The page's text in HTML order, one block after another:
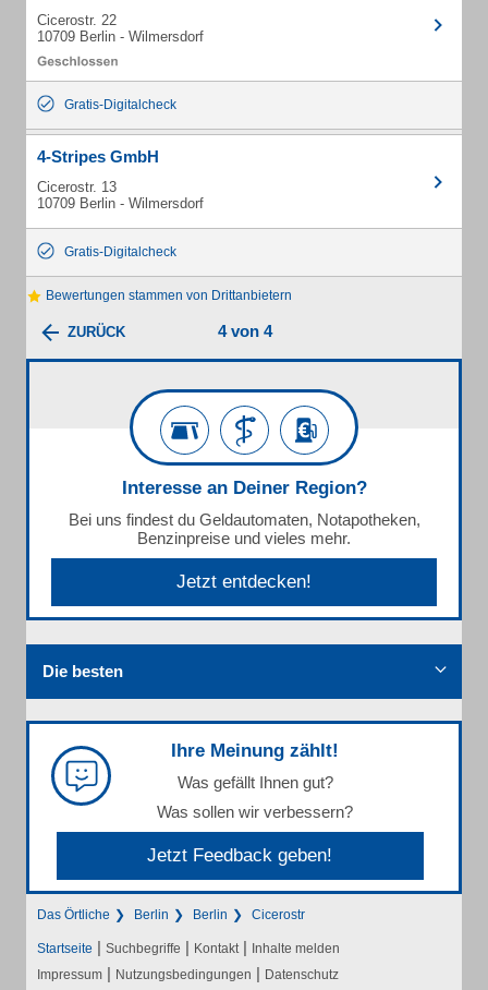
Cicerostr. 22
10709 Berlin - Wilmersdorf
Gratis-Digitalcheck
4-Stripes GmbH
Cicerostr. 13
10709 Berlin - Wilmersdorf
Gratis-Digitalcheck
Bewertungen stammen von Drittanbietern
ZURÜCK 4 von 4
Interesse an Deiner Region?
Bei uns findest du Geldautomaten, Notapotheken,
Benzinpreise und vieles mehr.
Jetzt entdecken!
Die besten
Ihre Meinung zählt!
Was gefällt Ihnen gut?
Was sollen wir verbessern?
Jetzt Feedback geben!
Das Örtliche Berlin Berlin Cicerostr
Startseite | Suchbegriffe | Kontakt | Inhalte melden
Impressum | Nutzungsbedingungen | Datenschutz